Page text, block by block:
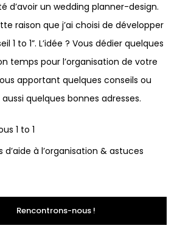
d’avoir un wedding planner-design.
raison que j’ai choisi de développer
1 to 1”. L’idée ? Vous dédier quelques
temps pour l’organisation de votre
apportant quelques conseils ou
quelques bonnes adresses.
1 to 1
à l’organisation & astuces
Rencontrons-nous !